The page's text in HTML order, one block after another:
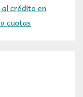
al crédito en
cuotas